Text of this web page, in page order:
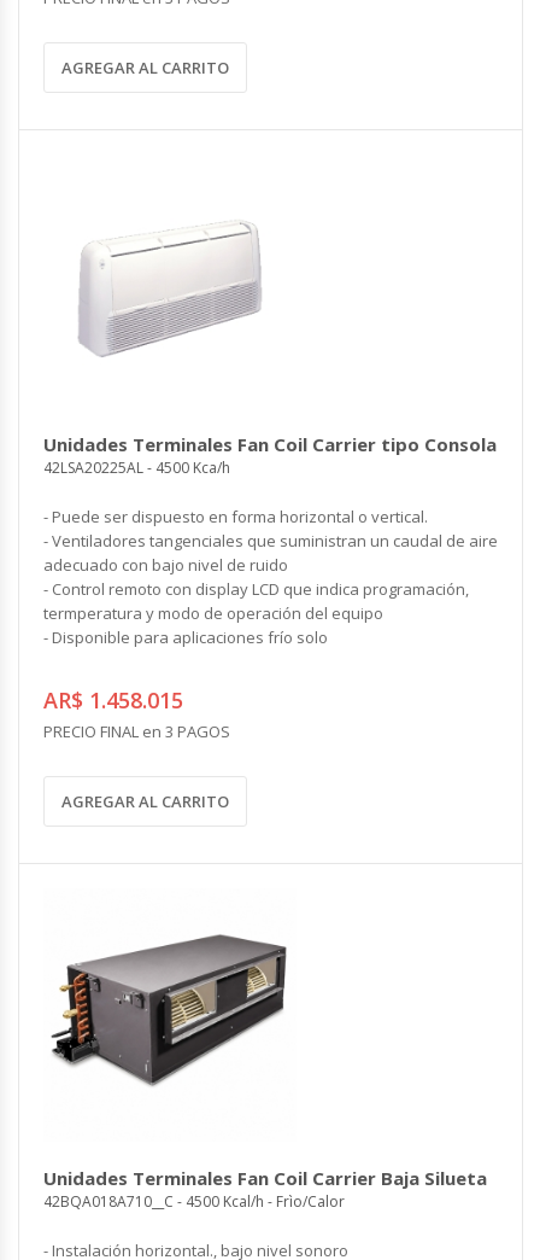
AGREGAR AL CARRITO
Unidades Terminales Fan Coil Carrier tipo Consola
42LSA20225AL - 4500 Kca/h
- Puede ser dispuesto en forma horizontal o vertical.
- Ventiladores tangenciales que suministran un caudal de aire
adecuado con bajo nivel de ruido
- Control remoto con display LCD que indica programación,
termperatura y modo de operación del equipo
- Disponible para aplicaciones frío solo
AR$ 1.458.015
PRECIO FINAL en 3 PAGOS
AGREGAR AL CARRITO
Unidades Terminales Fan Coil Carrier Baja Silueta
42BQA018A710__C - 4500 Kcal/h - Frìo/Calor
- Instalación horizontal., bajo nivel sonoro